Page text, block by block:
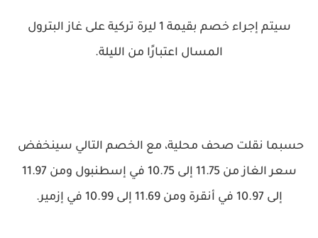
سيتم إجراء خصم بقيمة 1 ليرة تركية على غاز البترول
المسال اعتبارًا من الليلة.
حسبما نقلت صحف محلية، مع الخصم التالي سينخفض ​​
سعر الغاز من 11.75 إلى 10.75 في إسطنبول ومن 11.97
إلى 10.97 في أنقرة ومن 11.69 إلى 10.99 في إزمير.